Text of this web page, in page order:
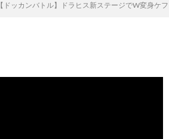
【ドッカンバトル】ドラヒス新ステージでW変身ケ